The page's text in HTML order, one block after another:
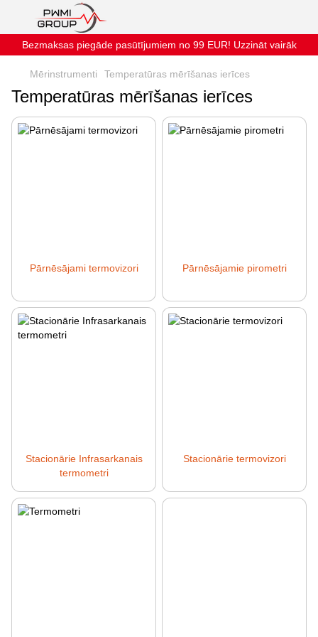
Bezmaksas piegāde pasūtījumiem no 99 EUR! Uzzināt vairāk
Mērinstrumenti Temperatūras mērīšanas ierīces
Temperatūras mērīšanas ierīces
Pārnēsājami termovizori Pārnēsājamie pirometri
Stacionārie Infrasarkanais
termometri
Stacionārie termovizori